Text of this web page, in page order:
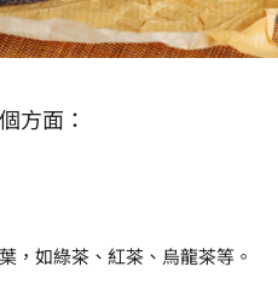
方面：
，如綠茶、紅茶、烏龍茶等。